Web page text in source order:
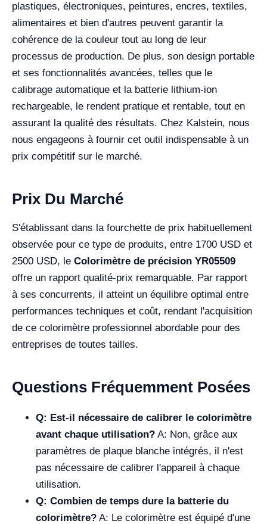
plastiques, électroniques, peintures, encres, textiles,
alimentaires et bien d'autres peuvent garantir la
cohérence de la couleur tout au long de leur
processus de production. De plus, son design portable
et ses fonctionnalités avancées, telles que le
calibrage automatique et la batterie lithium-ion
rechargeable, le rendent pratique et rentable, tout en
assurant la qualité des résultats. Chez Kalstein, nous
nous engageons à fournir cet outil indispensable à un
prix compétitif sur le marché.
Prix Du Marché
S'établissant dans la fourchette de prix habituellement
observée pour ce type de produits, entre 1700 USD et
2500 USD, le Colorimètre de précision YR05509
offre un rapport qualité-prix remarquable. Par rapport
à ses concurrents, il atteint un équilibre optimal entre
performances techniques et coût, rendant l'acquisition
de ce colorimètre professionnel abordable pour des
entreprises de toutes tailles.
Questions Fréquemment Posées
Q: Est-il nécessaire de calibrer le colorimètre
avant chaque utilisation? A: Non, grâce aux
paramètres de plaque blanche intégrés, il n'est
pas nécessaire de calibrer l'appareil à chaque
utilisation.
Q: Combien de temps dure la batterie du
colorimètre? A: Le colorimètre est équipé d'une